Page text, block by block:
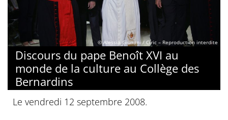
© Alessia Giuliani / Ciric – Reproduction interdite
Discours du pape Benoît XVI au
monde de la culture au Collège des
Bernardins
Le vendredi 12 septembre 2008.